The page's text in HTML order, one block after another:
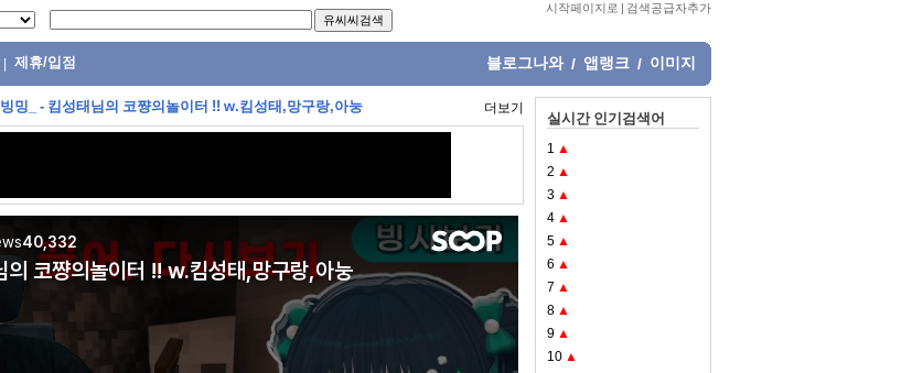
시작페이지로 | 검색공급자추가
제휴/입점 블로그나와 / 앱랭크 / 이미지
빙밍_ - 킴성태님의 코쨩의놀이터 !! w.킴성태,망구랑,아눙 더보기
실시간 인기검색어
1 ▲
2 ▲
3 ▲
4 ▲
5 ▲
6 ▲
7 ▲
8 ▲
9 ▲
10 ▲